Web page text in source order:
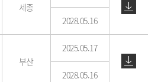
세종
2028.05.16
부산
2025.05.17
2028.05.16